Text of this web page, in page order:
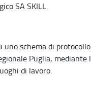
SA SKILL.
uno schema di
Puglia,
di lavoro.